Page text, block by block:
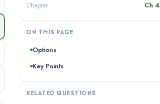
Chapter Ch 4
ON THIS PAGE
Options
Key Points
RELATED QUESTIONS